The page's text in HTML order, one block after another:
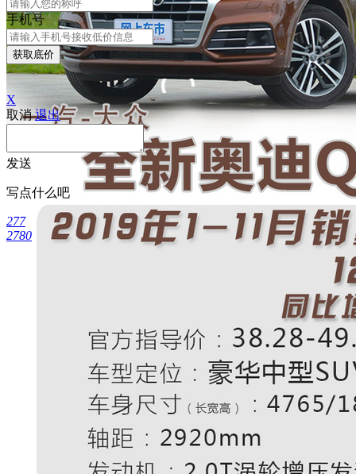
手机号
获取底价
X
取消 退出
发送
写点什么吧
277
2780